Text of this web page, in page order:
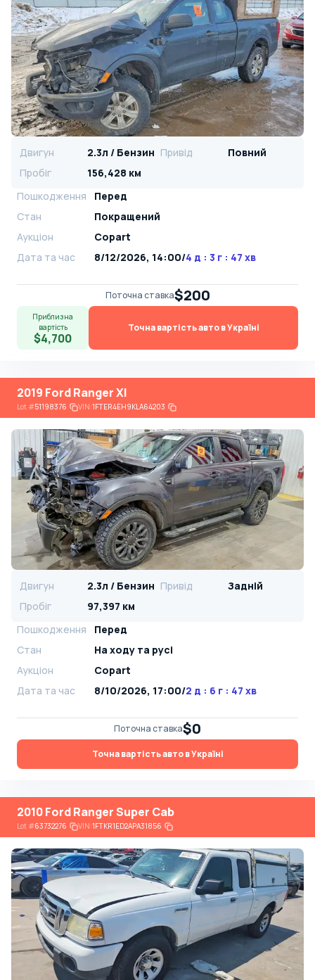
Двигун 2.3л / Бензин Привід
Повний
Пробіг
156,428 км
Пошкодження
Перед
Стан
Покращений
Аукціон
Copart
Дата та час
8/12/2026, 14:00/4 д : 3 г : 47 хв
Поточна ставка$200
Приблизна
вартість
$4,700
Точна вартість авто в Україні
2019 Ford Ranger Xl
Lot#51198376 VIN:1FTER4EH9KLA64203
Двигун 2.3л / Бензин Привід
Задній
Пробіг
97,397 км
Пошкодження
Перед
Стан
На ​​ходу та русі
Аукціон
Copart
Дата та час
8/10/2026, 17:00/2 д : 6 г : 47 хв
Поточна ставка$0
Точна вартість авто в Україні
2010 Ford Ranger Super Cab
Lot#63732276 VIN:1FTKR1ED2APA31856